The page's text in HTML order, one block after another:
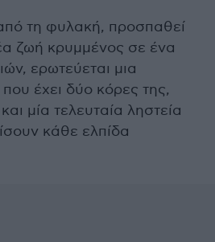
τη φυλακή, προσπαθεί
ζωή κρυμμένος σε ένα
ερωτεύεται μια
έχει δύο κόρες της,
μία τελευταία ληστεία
κάθε ελπίδα